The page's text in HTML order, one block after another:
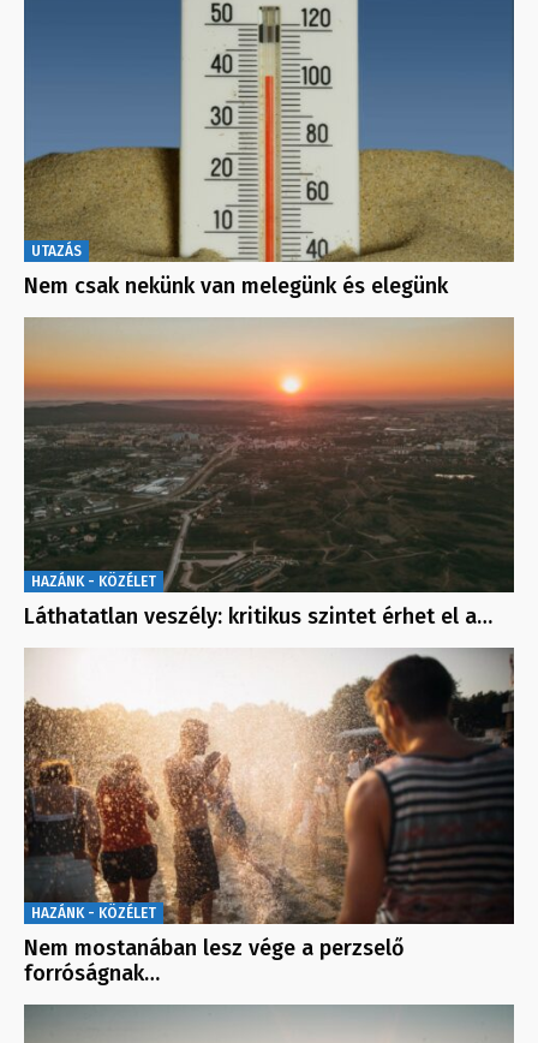
UTAZÁS
Nem csak nekünk van melegünk és elegünk
HAZÁNK - KÖZÉLET
Láthatatlan veszély: kritikus szintet érhet el a…
HAZÁNK - KÖZÉLET
Nem mostanában lesz vége a perzselő
forróságnak…